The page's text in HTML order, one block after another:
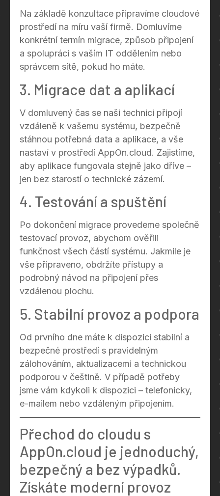
Na základě konzultace připravíme cloudové
prostředí na míru vaší firmě. Domluvíme
konkrétní termín migrace, způsob připojení
a spolupráci s vaším IT oddělením nebo
správcem sítě, pokud ho máte.
3. Migrace dat a aplikací
V domluvený čas se naši technici připojí
vzdáleně k vašemu systému, bezpečně
stáhnou potřebná data a aplikace, a vše
nastaví v prostředí AppOn.cloud. Zajistíme,
aby aplikace fungovala stejně jako dříve –
jen bez starostí o technické zázemí.
4. Testování a spuštění
Po dokončení migrace provedeme společně
testovací provoz, abychom ověřili
funkčnost všech částí systému. Jakmile je
vše připraveno, obdržíte přístupy a
podrobný návod na připojení přes
vzdálenou plochu.
5. Stabilní provoz a podpora
Od prvního dne máte k dispozici stabilní a
bezpečné prostředí s pravidelným
zálohováním, aktualizacemi a technickou
podporou v češtině. V případě potřeby
jsme vám kdykoli k dispozici – telefonicky,
e-mailem nebo vzdáleným připojením.
Přechod do cloudu s
AppOn.cloud je jednoduchý,
bezpečný a bez výpadků.
Získáte moderní provoz